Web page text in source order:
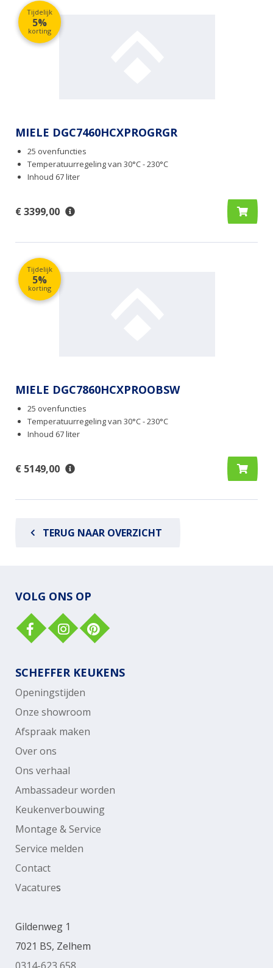
Tijdelijk
5%
korting
MIELE DGC7460HCXPROGRGR
25 ovenfuncties
Temperatuurregeling van 30°C - 230°C
Inhoud 67 liter
€ 3399,00
Tijdelijk
5%
korting
MIELE DGC7860HCXPROOBSW
25 ovenfuncties
Temperatuurregeling van 30°C - 230°C
Inhoud 67 liter
€ 5149,00
TERUG NAAR OVERZICHT
VOLG ONS OP
SCHEFFER KEUKENS
Openingstijden
Onze showroom
Afspraak maken
Over ons
Ons verhaal
Ambassadeur worden
Keukenverbouwing
Montage & Service
Service melden
Contact
Vacatures
Gildenweg 1
7021 BS, Zelhem